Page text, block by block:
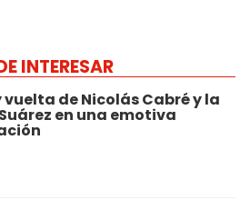
INTERESAR
vuelta de Nicolás Cabré y la
en una emotiva